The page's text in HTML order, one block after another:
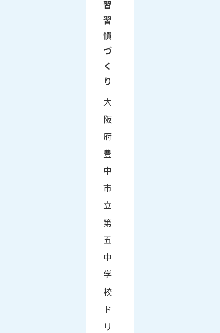
習
習
慣
づ
く
り
大
阪
府
豊
中
市
立
第
五
中
学
校
ド
リ